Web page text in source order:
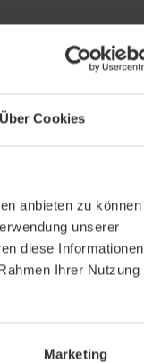
Über Cookies
anbieten zu können
unserer
diese Informationen
Ihrer Nutzung
Marketing